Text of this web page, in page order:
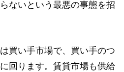
ないという最悪の事態を招
買い手市場で、買い手のつ
回ります。賃貸市場も供給